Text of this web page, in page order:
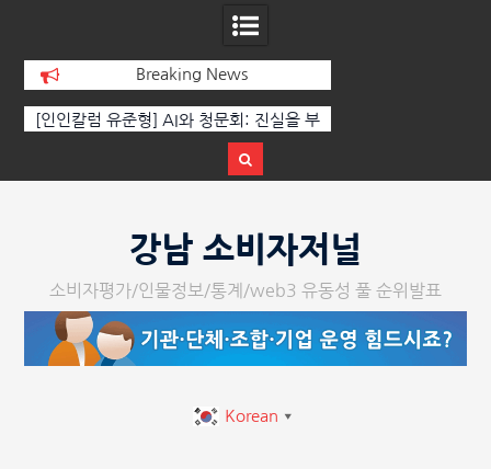
Breaking News
: 진실을 부
‘K-AI 아트 거장’ 장인보 감독, Ai 기술에
페스티벌’ 성황리에 막 내려
강남 소비자저널
소비자평가/인물정보/통계/web3 유동성 풀 순위발표
Korean ▼